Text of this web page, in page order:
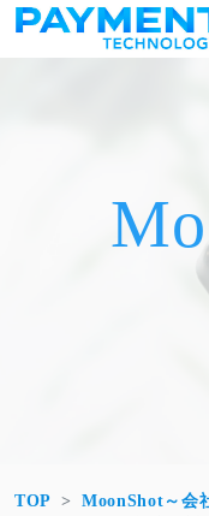
コンテンツへスキップ
メインナビゲ
TOP MoonShot～会